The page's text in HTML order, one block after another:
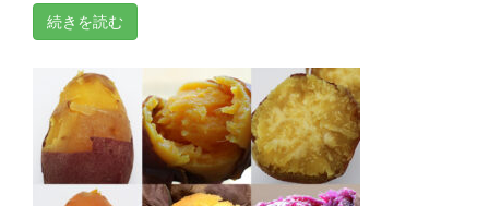
続きを読む